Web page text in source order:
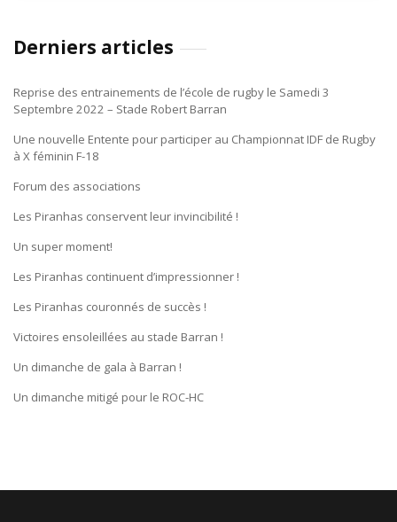
Derniers articles
Reprise des entrainements de l’école de rugby le Samedi 3
Septembre 2022 – Stade Robert Barran
Une nouvelle Entente pour participer au Championnat IDF de Rugby
à X féminin F-18
Forum des associations
Les Piranhas conservent leur invincibilité !
Un super moment!
Les Piranhas continuent d’impressionner !
Les Piranhas couronnés de succès !
Victoires ensoleillées au stade Barran !
Un dimanche de gala à Barran !
Un dimanche mitigé pour le ROC-HC